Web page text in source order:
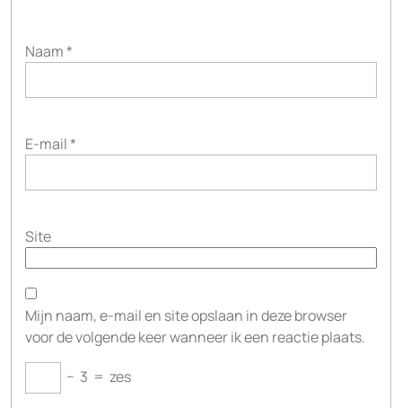
Naam*
E-mail*
Site
Mijn naam, e-mail en site opslaan in deze browser
voor de volgende keer wanneer ik een reactie plaats.
− 3 = zes